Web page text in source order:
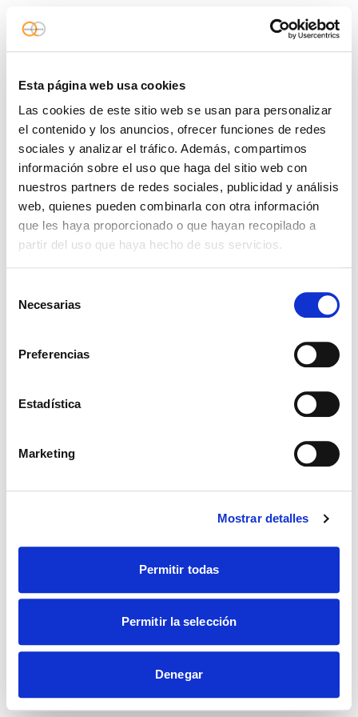
Esta página web usa cookies
Las cookies de este sitio web se usan para personalizar
el contenido y los anuncios, ofrecer funciones de redes
sociales y analizar el tráfico. Además, compartimos
información sobre el uso que haga del sitio web con
nuestros partners de redes sociales, publicidad y análisis
web, quienes pueden combinarla con otra información
que les haya proporcionado o que hayan recopilado a
partir del uso que haya hecho de sus servicios.
Necesarias
Preferencias
Estadística
Marketing
Mostrar detalles
Permitir todas
Permitir la selección
Denegar